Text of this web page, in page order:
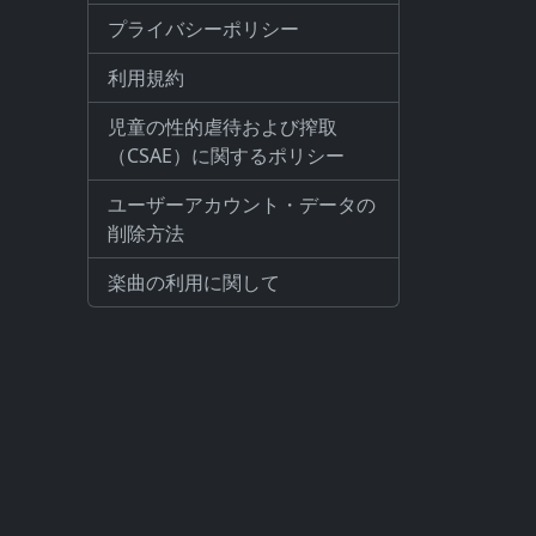
プライバシーポリシー
利用規約
児童の性的虐待および搾取
（CSAE）に関するポリシー
ユーザーアカウント・データの
削除方法
楽曲の利用に関して